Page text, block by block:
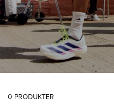
Produktliste
0 PRODUKTER